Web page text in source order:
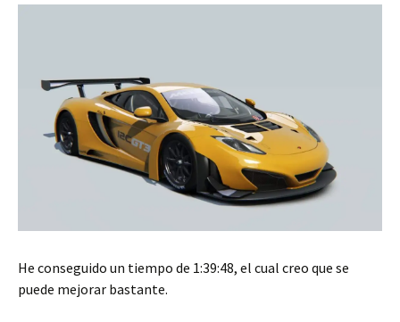
He conseguido un tiempo de 1:39:48, el cual creo que se
puede mejorar bastante.